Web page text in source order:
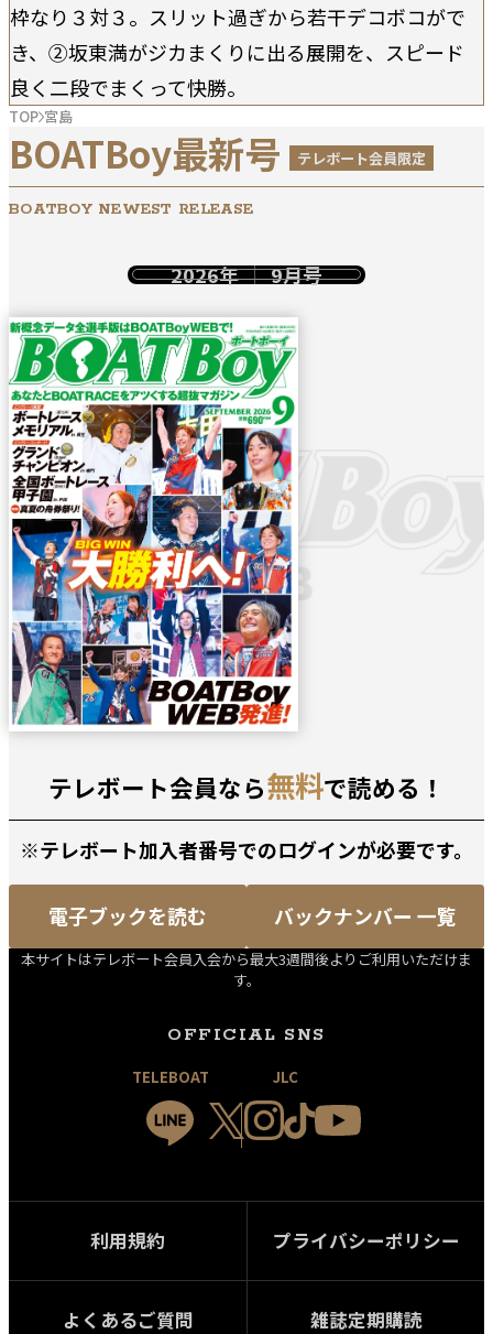
枠なり３対３。スリット過ぎから若干デコボコがで
き、②坂東満がジカまくりに出る展開を、スピード
良く二段でまくって快勝。
TOP 宮島
BOATBoy最新号 テレボート会員限定
BOATBOY NEWEST RELEASE
2026年 9月号
テレボート会員なら無料で読める！
※テレボート加入者番号でのログインが必要です。
電子ブックを読む バックナンバー 一覧
本サイトはテレボート会員入会から最大3週間後よりご利用いただけま
す。
OFFICIAL SNS
TELEBOAT JLC
利用規約 プライバシーポリシー
よくあるご質問 雑誌定期購読